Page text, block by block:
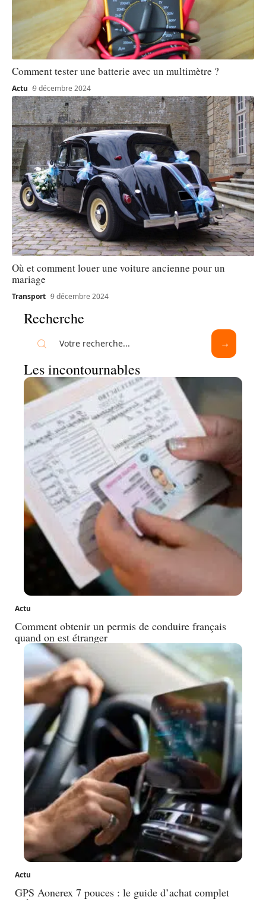
Comment tester une batterie avec un multimètre ?
Actu 9 décembre 2024
Où et comment louer une voiture ancienne pour un
mariage
Transport 9 décembre 2024
Recherche
Les incontournables
Actu
Comment obtenir un permis de conduire français
quand on est étranger
Actu
GPS Aonerex 7 pouces : le guide d’achat complet